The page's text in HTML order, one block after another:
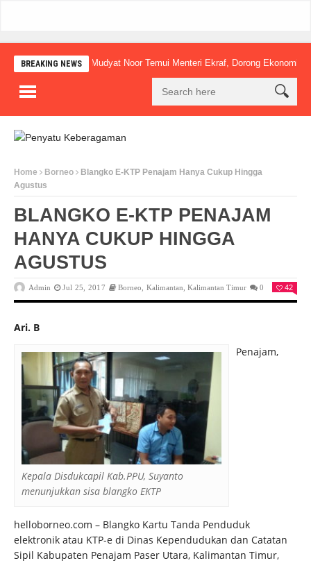
BREAKING NEWSMudyat Noor Temui Menteri Ekraf, Dorong Ekonomi Kreatif
Home Borneo
Blangko E-KTP Penajam Hanya Cukup Hingga
Agustus
BLANGKO E-KTP PENAJAM
HANYA CUKUP HINGGA
AGUSTUS
Admin Jul 25, 2017 Borneo Kalimantan ,Kalimantan Timur 0 42
Ari. B
Kepala Disdukcapil Kab.PPU, Suyanto
menunjukkan sisa blangko EKTP
Penajam,
helloborneo.com – Blangko Kartu Tanda Penduduk
elektronik atau KTP-e di Dinas Kependudukan dan Catatan
Sipil Kabupaten Penajam Paser Utara, Kalimantan Timur,